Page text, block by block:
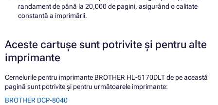
randament de până la 20,000 de pagini, asigurând o calitate
constantă a imprimării.
Aceste cartușe sunt potrivite și pentru alte
imprimante
Cernelurile pentru imprimante BROTHER HL-5170DLT de pe această
pagină sunt potrivite și pentru următoarele imprimante:
BROTHER DCP-8040